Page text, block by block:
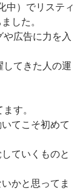
中）でリスティ
した。
広告に力を入
してきた人の運
す。
てこそ初めて
ていくものと
かと思ってま